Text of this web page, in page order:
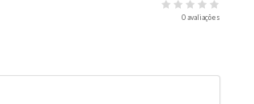
0 avaliações